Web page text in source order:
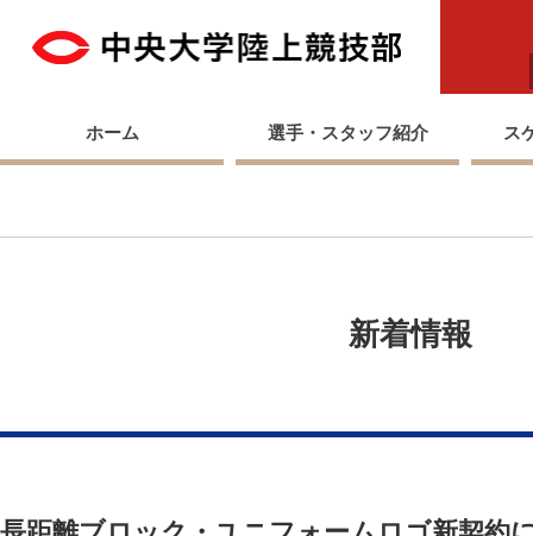
ホーム 選手・スタッフ紹介 ス
新着情報